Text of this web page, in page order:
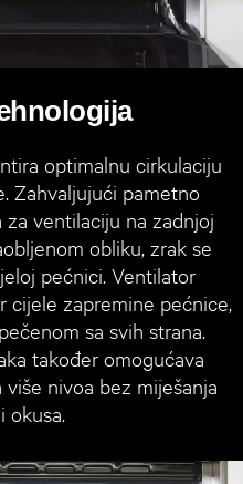
optimalnu cirkulaciju
Zahvaljujući pametno
ventilaciju na zadnjoj
obliku, zrak se
pećnici. Ventilator
cijele zapremine pećnice,
sa svih strana.
također omogućava
nivoa bez miješanja
okusa.